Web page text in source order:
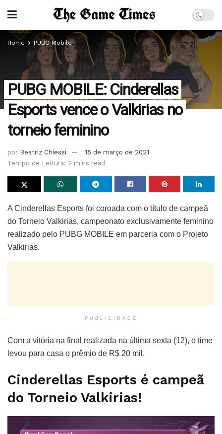
Home PUBG Mobile
PUBG MOBILE: Cinderellas
Esports vence o Valkirias no
torneio feminino
por Beatriz Chiessi
15 de março de 2021
Tempo de Leitura: 2 mins read
A Cinderellas Esports foi coroada com o título de campeã
do Torneio Valkirias, campeonato exclusivamente feminino
realizado pelo PUBG MOBILE em parceria com o Projeto
Valkirias.
PUBLICIDADE
Com a vitória na final realizada na última sexta (12), o time
levou para casa o prêmio de R$ 20 mil.
Cinderellas Esports é campeã
do Torneio Valkirias!